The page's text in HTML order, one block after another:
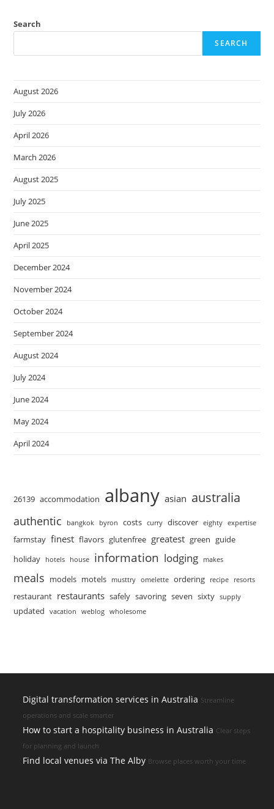
Search
SEARCH
August 2026
July 2026
April 2026
March 2026
August 2025
July 2025
June 2025
April 2025
December 2024
November 2024
October 2024
September 2024
August 2024
July 2024
June 2024
May 2024
April 2024
26139 accommodation albany asian australia
authentic bangkok byron costs curry discover eighty expertise
farmstay finest flavors glutenfree greatest green guide
holiday
hotels house information lodging makes
meals models motels musttry omelette ordering recipe resorts
restaurant restaurants safely savoring seven sixty supply
updated vacation weblog wholesome
Digital transformation services in Australia Streamline
operations and scale smarter
How to start a hospitality business in Australia Clear steps
for planning and launch
Find local venues via The Alby Browse places worth your time